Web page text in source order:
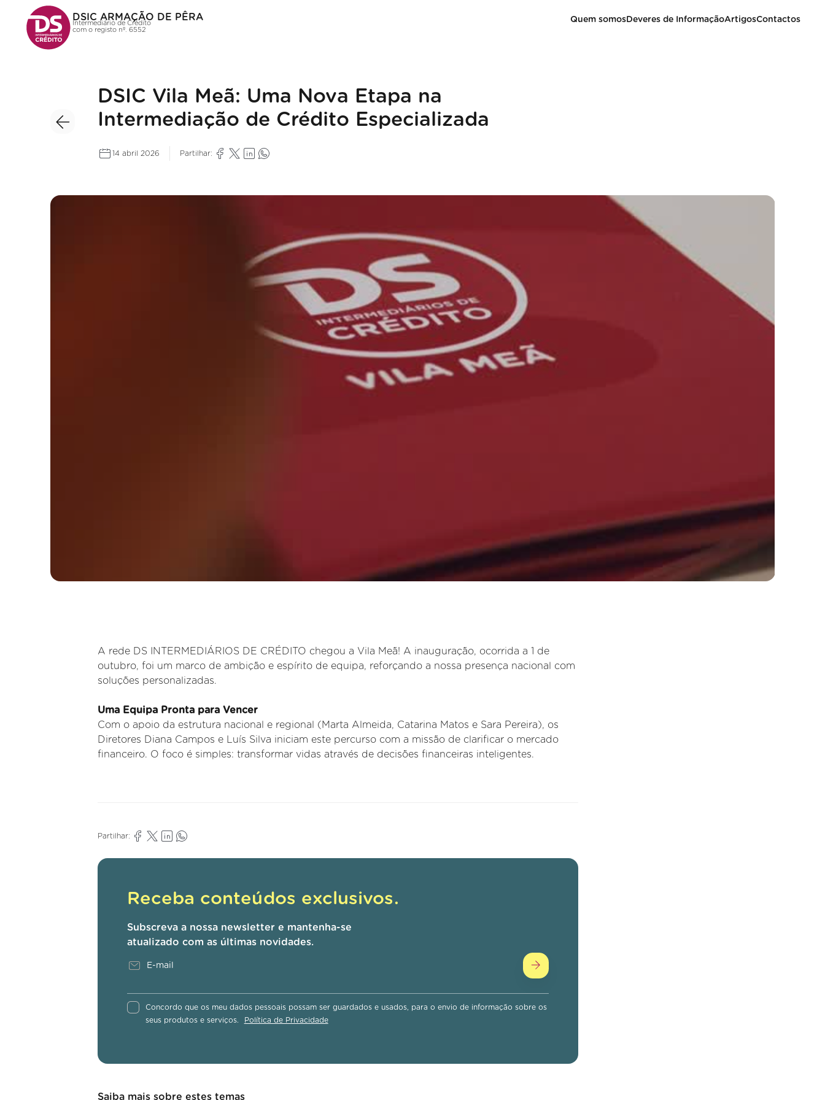
DSIC ARMAÇÃO DE PÊRA
Intermediário de Crédito
com o registo nº. 6552
Quem somosDeveres de InformaçãoArtigosContactos
DSIC Vila Meã: Uma Nova Etapa na
Intermediação de Crédito Especializada
14 abril 2026 Partilhar:
A rede DS INTERMEDIÁRIOS DE CRÉDITO chegou a Vila Meã! A inauguração, ocorrida a 1 de
outubro, foi um marco de ambição e espírito de equipa, reforçando a nossa presença nacional com
soluções personalizadas.
Uma Equipa Pronta para Vencer
Com o apoio da estrutura nacional e regional (Marta Almeida, Catarina Matos e Sara Pereira), os
Diretores Diana Campos e Luís Silva iniciam este percurso com a missão de clarificar o mercado
financeiro. O foco é simples: transformar vidas através de decisões financeiras inteligentes.
Partilhar:
Receba conteúdos exclusivos.
Subscreva a nossa newsletter e mantenha-se
atualizado com as últimas novidades.
Concordo que os meu dados pessoais possam ser guardados e usados, para o envio de informação sobre os
seus produtos e serviços.
Política de Privacidade
Saiba mais sobre estes temas